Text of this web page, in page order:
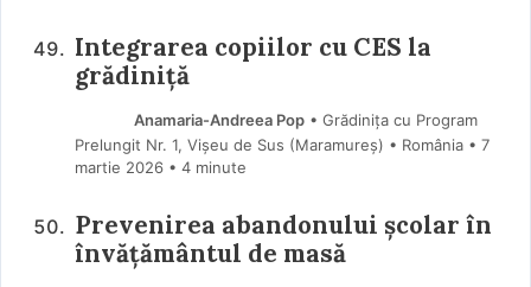
Integrarea copiilor cu CES la
grădiniță
Anamaria-Andreea Pop• Grădinița cu Program
Prelungit Nr. 1, Vișeu de Sus (Maramureş) • România
7
martie 2026 • 4 minute
Prevenirea abandonului școlar în
învățământul de masă